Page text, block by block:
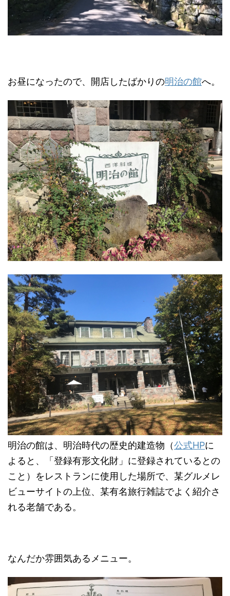
お昼になったので、開店したばかりの明治の館へ。
明治の館は、明治時代の歴史的建造物（公式HPに
よると、「登録有形文化財」に登録されているとの
こと）をレストランに使用した場所で、某グルメレ
ビューサイトの上位、某有名旅行雑誌でよく紹介さ
れる老舗である。
なんだか雰囲気あるメニュー。